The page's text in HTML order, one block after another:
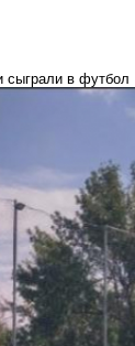
сыграли в футбол